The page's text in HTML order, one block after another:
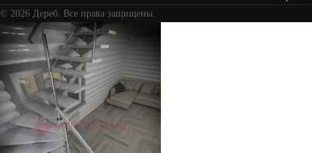
© 2026 Дереб. Все права защищены.